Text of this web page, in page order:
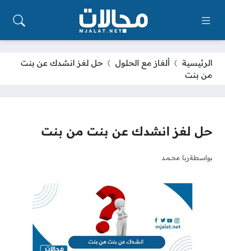
الرئيسية ألغاز مع الحلول
حل لغز انشدك عن بنت
من بنت
حل لغز انشدك عن بنت من بنت
بواسطةربا محمد